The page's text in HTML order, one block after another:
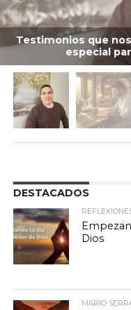
Testimonios que
especial
DESTACADOS
Dios
MARIO